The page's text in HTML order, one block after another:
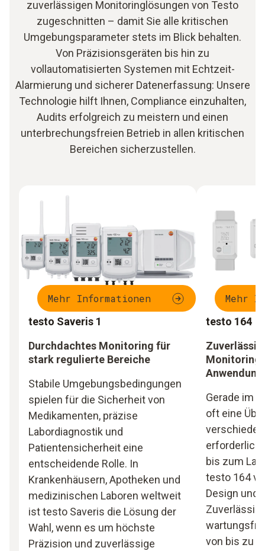
zuverlässigen Monitoringlösungen von Testo
zugeschnitten – damit Sie alle kritischen
Umgebungsparameter stets im Blick behalten.
Von Präzisionsgeräten bis hin zu
vollautomatisierten Systemen mit Echtzeit-
Alarmierung und sicherer Datenerfassung: Unsere
Technologie hilft Ihnen, Compliance einzuhalten,
Audits erfolgreich zu meistern und einen
unterbrechungsfreien Betrieb in allen kritischen
Bereichen sicherzustellen.
Mehr Informationen
testo Saveris 1
Durchdachtes Monitoring für
stark regulierte Bereiche
Stabile Umgebungsbedingungen
spielen für die Sicherheit von
Medikamenten, präzise
Labordiagnostik und
Patientensicherheit eine
entscheidende Rolle. In
Krankenhäusern, Apotheken und
medizinischen Laboren weltweit
ist testo Saveris die Lösung der
Wahl, wenn es um höchste
Präzision und zuverlässige
Mehr
testo 164
Monitoring
Gerade im
oft eine
erforderlich
bis zum
testo 164
Design und
von bis zu